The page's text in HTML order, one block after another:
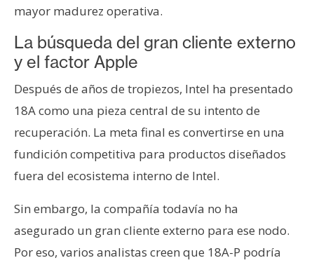
mayor madurez operativa.
La búsqueda del gran cliente externo
y el factor Apple
Después de años de tropiezos, Intel ha presentado
18A como una pieza central de su intento de
recuperación. La meta final es convertirse en una
fundición competitiva para productos diseñados
fuera del ecosistema interno de Intel.
Sin embargo, la compañía todavía no ha
asegurado un gran cliente externo para ese nodo.
Por eso, varios analistas creen que 18A-P podría